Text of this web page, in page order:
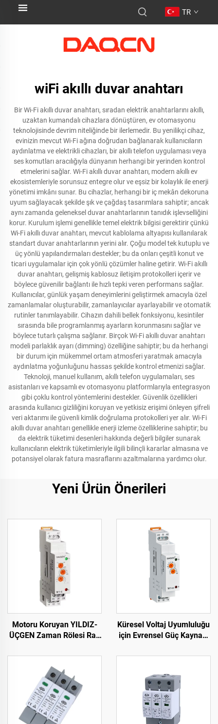
TR
wiFi akıllı duvar anahtarı
Bir Wi-Fi akıllı duvar anahtarı, sıradan elektrik anahtarlarını akıllı,
uzaktan kumandalı cihazlara dönüştüren, ev otomasyonu
teknolojisinde devrim niteliğinde bir ilerlemedir. Bu yenilikçi cihaz,
evinizin mevcut Wi-Fi ağına doğrudan bağlanarak kullanıcıların
aydınlatma ve elektrikli cihazları, bir akıllı telefon uygulaması veya
ses komutları aracılığıyla dünyanın herhangi bir yerinden kontrol
etmelerini sağlar. Wi-Fi akıllı duvar anahtarı, modern akıllı ev
ekosistemleriyle sorunsuz entegre olur ve eşsiz bir kolaylık ile enerji
yönetimi imkânı sunar. Bu cihazlar, herhangi bir iç mekân dekoruna
uyum sağlayacak şekilde şık ve çağdaş tasarımlara sahiptir; ancak
aynı zamanda geleneksel duvar anahtarlarının tanıdık işlevselliğini
korur. Kurulum işlemi genellikle temel elektrik bilgisi gerektirir çünkü
Wi-Fi akıllı duvar anahtarı, mevcut kablolama altyapısı kullanılarak
standart duvar anahtarlarının yerini alır. Çoğu model tek kutuplu ve
üç yönlü yapılandırmaları destekler; bu da onları çeşitli konut ve
ticari uygulamalar için çok yönlü çözümler haline getirir. Wi-Fi akıllı
duvar anahtarı, gelişmiş kablosuz iletişim protokolleri içerir ve
böylece güvenilir bağlantı ile hızlı tepki veren performans sağlar.
Kullanıcılar, günlük yaşam deneyimlerini geliştirmek amacıyla özel
zamanlamalar oluşturabilir, zamanlayıcılar ayarlayabilir ve otomatik
rutinler tanımlayabilir. Cihazın dahili bellek fonksiyonu, kesintiler
sırasında bile programlanmış ayarların korunmasını sağlar ve
böylece tutarlı çalışma sağlanır. Birçok Wi-Fi akıllı duvar anahtarı
modeli parlaklık ayarı (dimming) özelliğine sahiptir; bu da herhangi
bir durum için mükemmel ortam atmosferi yaratmak amacıyla
aydınlatma yoğunluğunu hassas şekilde kontrol etmenizi sağlar.
Teknoloji, manuel kullanım, akıllı telefon uygulamaları, ses
asistanları ve kapsamlı ev otomasyonu platformlarıyla entegrasyon
gibi çoklu kontrol yöntemlerini destekler. Güvenlik özellikleri
arasında kullanıcı gizliliğini koruyan ve yetkisiz erişimi önleyen şifreli
veri aktarımı ile güvenli kimlik doğrulama protokolleri yer alır. Wi-Fi
akıllı duvar anahtarı genellikle enerji izleme özelliklerine sahiptir; bu
da elektrik tüketimi desenleri hakkında değerli bilgiler sunarak
kullanıcıların elektrik tüketimleriyle ilgili bilinçli kararlar almasına ve
potansiyel olarak fatura masraflarını azaltmalarına yardımcı olur.
Yeni Ürün Önerileri
Motoru Koruyan YILDIZ-
ÜÇGEN Zaman Rölesi Ray
Üçgen Gecikmeli
Başlangıç
Küresel Voltaj Uyumluluğu
için Evrensel Güç Kaynağı
AC/DC